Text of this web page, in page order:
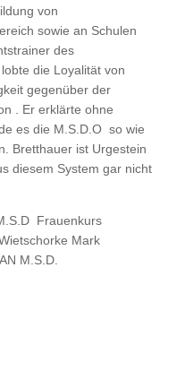
von
sowie an Schulen
des
die Loyalität von
gegenüber der
. Er erklärte ohne
es die M.S.D.O so wie
Bretthauer ist Urgestein
diesem System gar nicht
Frauenkurs
Mark
M.S.D.